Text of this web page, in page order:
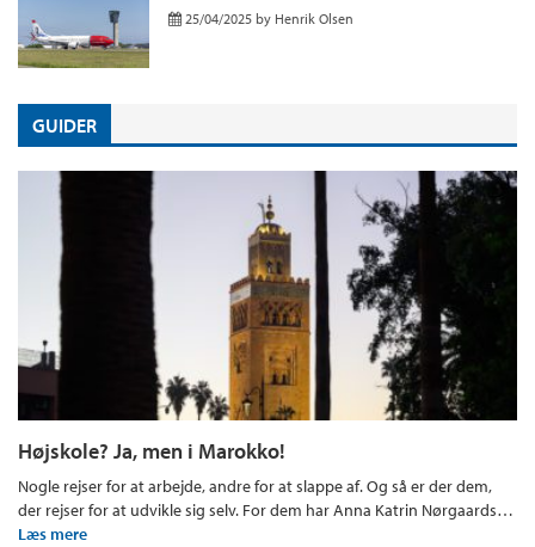
25/04/2025 by Henrik Olsen
GUIDER
Højskole? Ja, men i Marokko!
Nogle rejser for at arbejde, andre for at slappe af. Og så er der dem,
der rejser for at udvikle sig selv. For dem har Anna Katrin Nørgaards…
Læs mere